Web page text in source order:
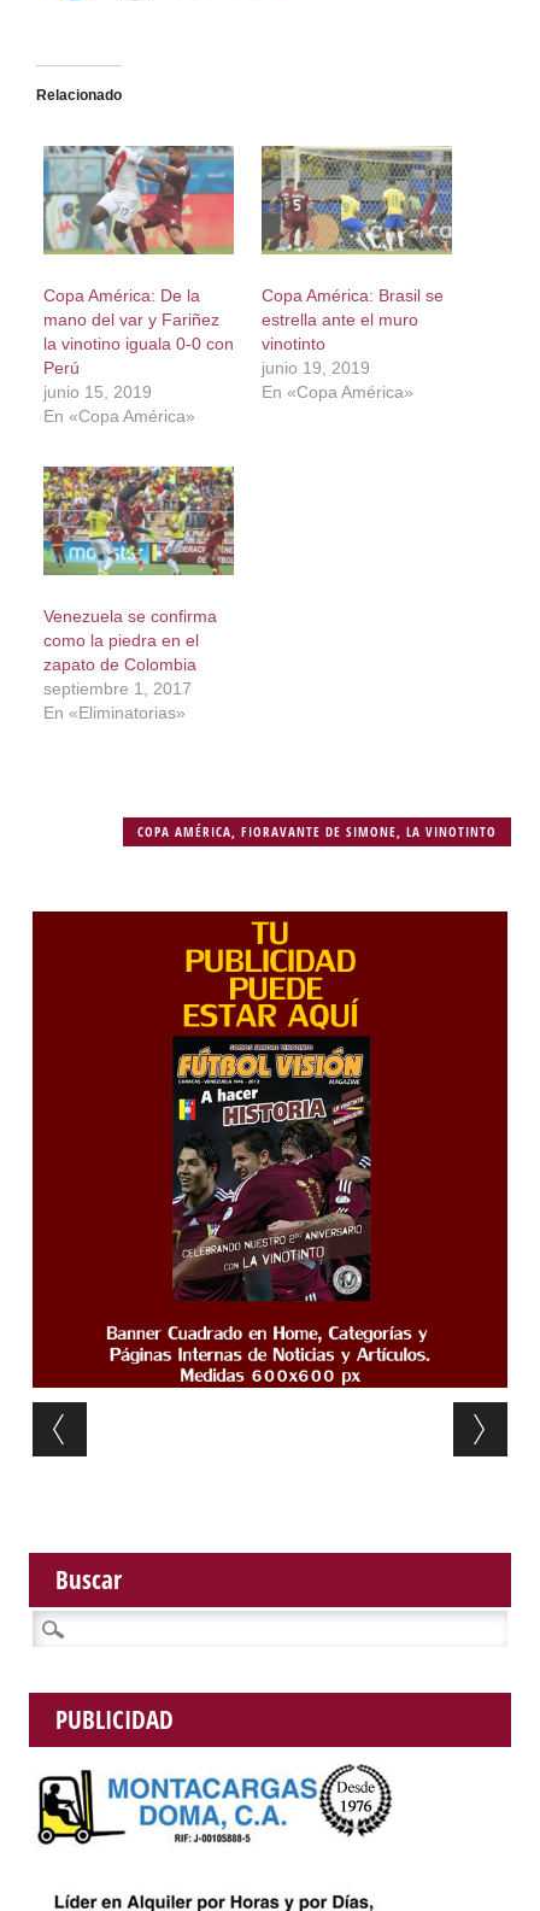
Relacionado
Copa América: De la
mano del var y Fariñez
la vinotino iguala 0-0 con
Perú
junio 15, 2019
En «Copa América»
Copa América: Brasil se
estrella ante el muro
vinotinto
junio 19, 2019
En «Copa América»
Venezuela se confirma
como la piedra en el
zapato de Colombia
septiembre 1, 2017
En «Eliminatorias»
COPA AMÉRICA,FIORAVANTE DE SIMONE,LA VINOTINTO
Post navigation
Buscar
Buscar:
PUBLICIDAD